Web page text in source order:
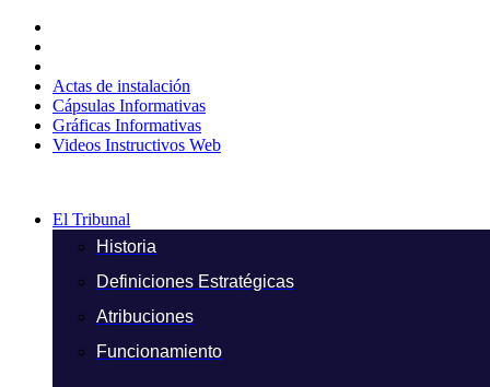
contenido
Actas de instalación
Cápsulas Informativas
Gráficas Informativas
Videos Instructivos Web
El Tribunal
Historia
Definiciones Estratégicas
Atribuciones
Funcionamiento